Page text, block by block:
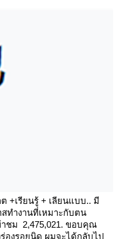
+เรียนรู้ + เลียนแบบ.. มี
ทำงานที่เหมาะกับตน
าชม 2,475,021. ขอบคุณ
องรอยนิด ผมจะได้กลับไป